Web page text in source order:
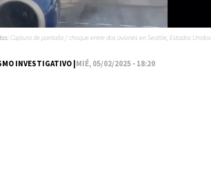
INVESTIGATIVO |MIÉ, 05/02/2025 - 18:20
Captura de pantalla / choque entre dos aviones en Seattle, Estados Unidos